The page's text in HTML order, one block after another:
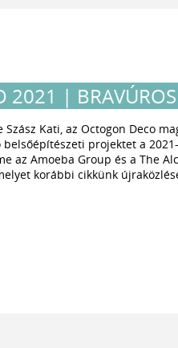
2021 |
Szász Kati, az Octogon Deco
projektet a
az Amoeba Group és a The
korábbi cikkünk